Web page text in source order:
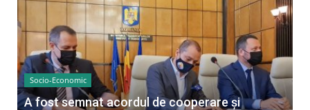
Socio-Economic
A fost semnat acordul de cooperare și